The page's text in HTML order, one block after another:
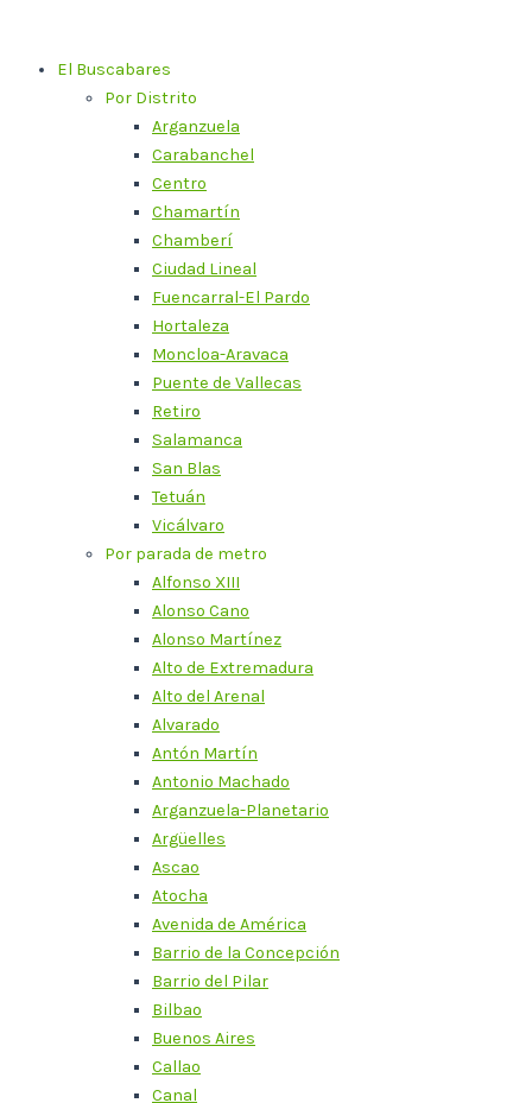
contenidoEl Buscabares
Por Distrito
Arganzuela
Carabanchel
Centro
Chamartín
Chamberí
Ciudad Lineal
Fuencarral-El Pardo
Hortaleza
Moncloa-Aravaca
Puente de Vallecas
Retiro
Salamanca
San Blas
Tetuán
Vicálvaro
Por parada de metro
Alfonso XIII
Alonso Cano
Alonso Martínez
Alto de Extremadura
Alto del Arenal
Alvarado
Antón Martín
Antonio Machado
Arganzuela-Planetario
Argüelles
Ascao
Atocha
Avenida de América
Barrio de la Concepción
Barrio del Pilar
Bilbao
Buenos Aires
Callao
Canal